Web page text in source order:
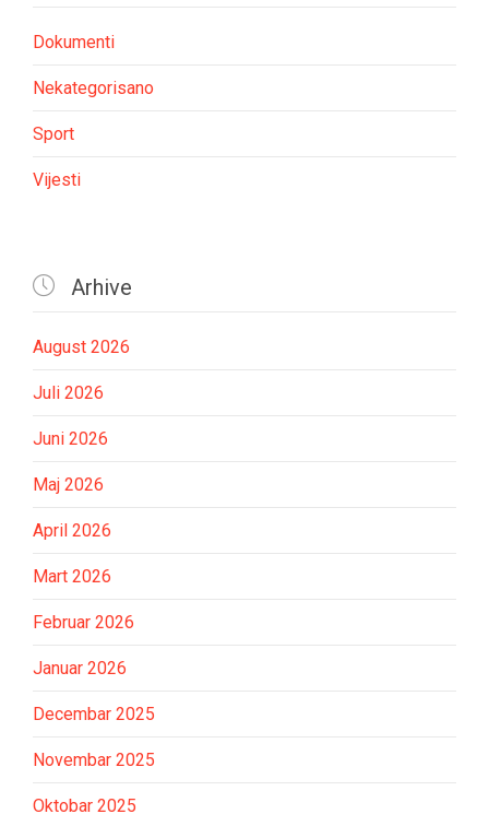
Dokumenti
Nekategorisano
Sport
Vijesti
 Arhive
August 2026
Juli 2026
Juni 2026
Maj 2026
April 2026
Mart 2026
Februar 2026
Januar 2026
Decembar 2025
Novembar 2025
Oktobar 2025